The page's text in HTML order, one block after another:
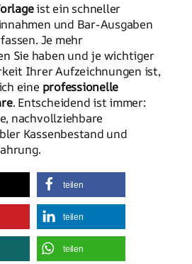
ist ein schneller
und Bar-Ausgaben
Je mehr
Sie haben und je wichtiger
Ihrer Aufzeichnungen ist,
eine professionelle
. Entscheidend ist immer:
nachvollziehbare
Kassenbestand und
teilen
teilen
teilen